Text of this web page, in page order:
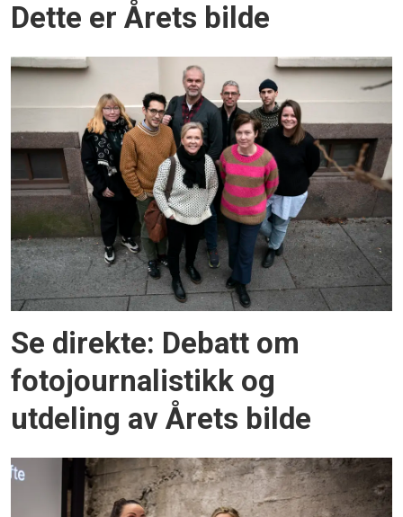
Dette er Årets bilde
Se direkte: Debatt om
fotojournalistikk og
utdeling av Årets bilde